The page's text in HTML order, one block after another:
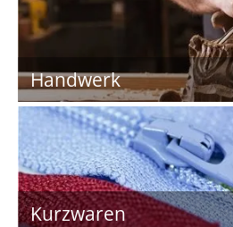
Handwerk
Kurzwaren